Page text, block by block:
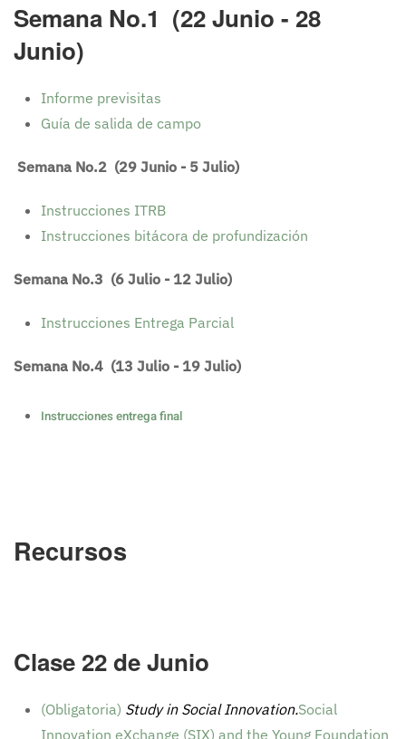
Semana No.1 (22 Junio - 28
Junio)
Informe previsitas
Guía de salida de campo
Semana No.2 (29 Junio - 5 Julio)
Instrucciones ITRB
Instrucciones bitácora de profundización
Semana No.3 (6 Julio - 12 Julio)
Instrucciones Entrega Parcial
Semana No.4 (13 Julio - 19 Julio)
Instrucciones entrega final
Recursos
Clase 22 de Junio
(Obligatoria) Study in Social Innovation.Social
Innovation eXchange (SIX) and the Young Foundation